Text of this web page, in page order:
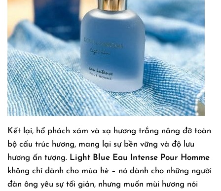
Kết lại, hổ phách xám và xạ hương trắng nâng đỡ toàn
bộ cấu trúc hương, mang lại sự bền vững và độ lưu
hương ấn tượng. Light Blue Eau Intense Pour Homme
không chỉ dành cho mùa hè – nó dành cho những người
đàn ông yêu sự tối giản, nhưng muốn mùi hương nói